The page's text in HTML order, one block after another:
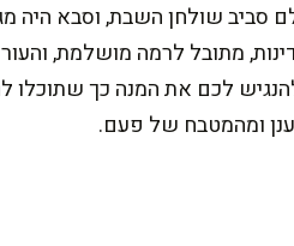
סביב שולחן השבת, וסבא היה
מתובל לרמה מושלמת,
לכם את המנה כך שתוכלו
ומהמטבח של פעם.